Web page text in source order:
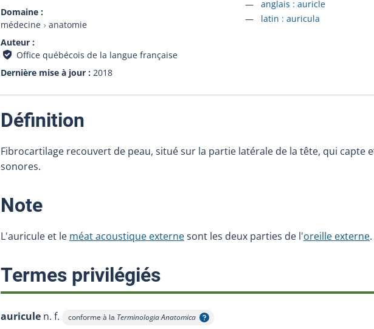
Domaine
médecine
anatomie
Auteur
Office québécois de la langue française
Dernière mise à jour
2018
Accéder à la fiche en
anglais : auricle
Accéder à la fiche en
latin : auricula
Définition
Fibrocartilage recouvert de peau, situé sur la partie latérale de la tête, qui capte
sonores.
Note:
L'auricule et le méat acoustique externesont les deux parties de l'oreille externe.
Termes privilégiés:
auricule n. f. conforme à la Terminologia Anatomica
Afficher l'infobulle